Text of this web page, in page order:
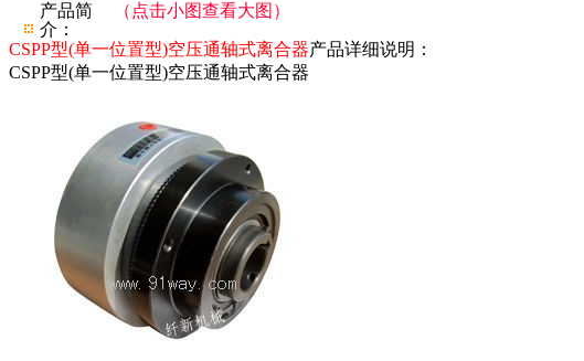
产品简
介：
（点击小图查看大图）
CSPP型(单一位置型)空压通轴式离合器产品详细说明：
CSPP型(单一位置型)空压通轴式离合器